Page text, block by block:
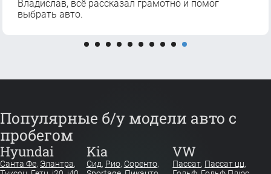
Владислав, всё рассказал грамотно и помог
выбрать авто.
Популярные б/у модели авто с
пробегом
Hyundai
Санта Фе, Элантра,
Kia
Сид, Рио, Соренто,
VW
Пассат, Пассат цц,